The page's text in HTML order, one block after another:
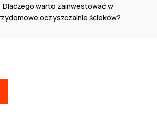
warto zainwestować w
oczyszczalnie ścieków?